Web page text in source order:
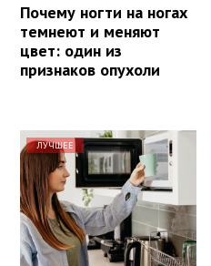
Почему ногти на ногах
темнеют и меняют
цвет: один из
признаков опухоли
ЛУЧШЕЕ